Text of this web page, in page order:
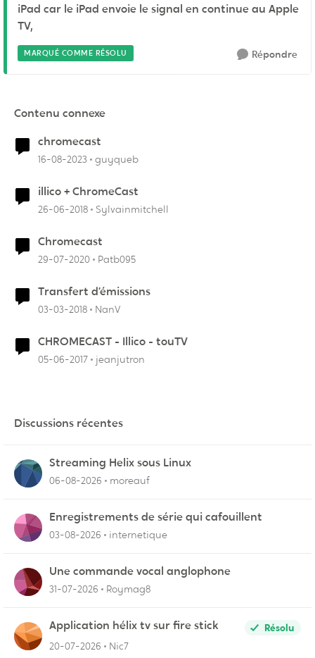
iPad car le iPad envoie le signal en continue au Apple
TV,
MARQUÉ COMME RÉSOLU Répondre
Contenu connexe
chromecast
16-08-2023 guyqueb
illico + ChromeCast
26-06-2018 Sylvainmitchell
Chromecast
29-07-2020 Patb095
Transfert d’émissions
03-03-2018 NanV
CHROMECAST - Illico - touTV
05-06-2017 jeanjutron
Discussions récentes
Streaming Helix sous Linux
06-08-2026 moreauf
Enregistrements de série qui cafouillent
03-08-2026 internetique
Une commande vocal anglophone
31-07-2026 Roymag8
Application hélix tv sur fire stick
Résolu
20-07-2026
Nic7